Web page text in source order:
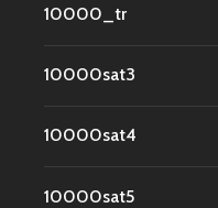
10000_tr
10000sat3
10000sat4
10000sat5